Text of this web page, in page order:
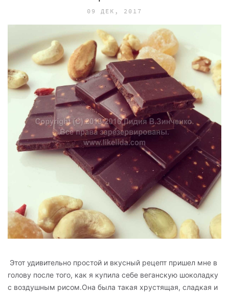
09 ДЕК, 2017
Этот удивительно простой и вкусный рецепт пришел мне в
голову после того, как я купила себе веганскую шоколадку
с воздушным рисом.Она была такая хрустящая, сладкая и